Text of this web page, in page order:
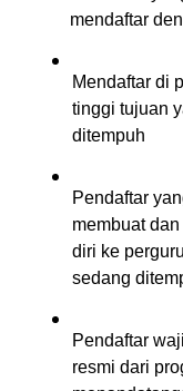
mendaftar
Mendaftar di
tinggi tujuan
ditempuh
Pendaftar
membuat
diri ke
sedang
Pendaftar
resmi dari